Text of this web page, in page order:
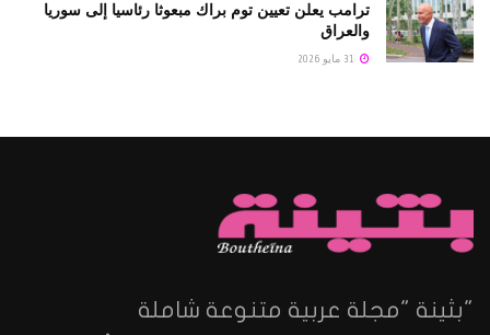
ترامب يعلن تعيين توم براك مبعوثا رئاسيا إلى سوريا
والعراق
"بثينة "مجلة عربية متنوعة شاملة